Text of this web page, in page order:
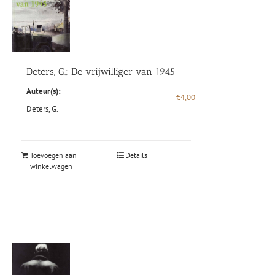
Deters, G.: De vrijwilliger van 1945
Auteur(s):
Deters, G.
€4,00
Toevoegen aan
winkelwagen
Details